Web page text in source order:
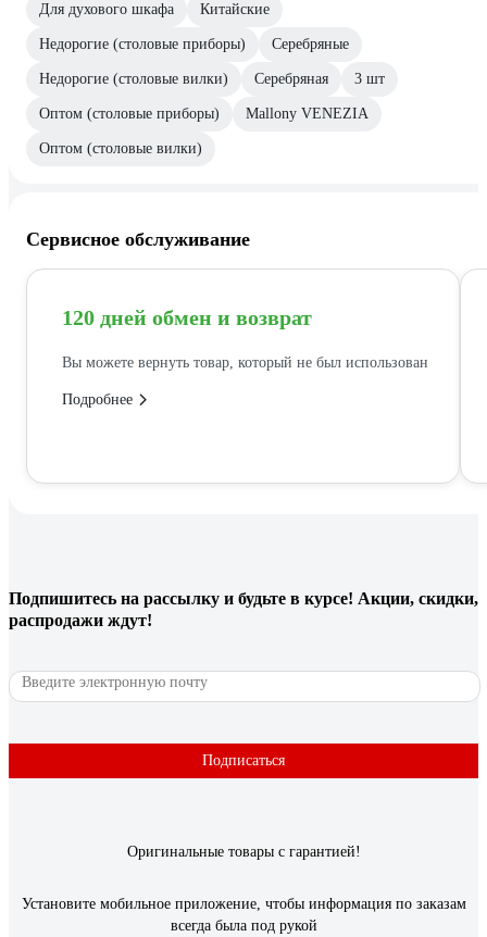
Для духового шкафа Китайские
Недорогие (столовые приборы) Серебряные
Недорогие (столовые вилки) Серебряная 3 шт
Оптом (столовые приборы) Mallony VENEZIA
Оптом (столовые вилки)
Сервисное обслуживание
120 дней обмен и возврат
Вы можете вернуть товар, который не был использован
Подробнее
Подпишитесь на рассылку и будьте в курсе! Акции, скидки,
распродажи ждут!
Подписаться
Оригинальные товары с гарантией!
Установите мобильное приложение, чтобы информация по заказам
всегда была под рукой